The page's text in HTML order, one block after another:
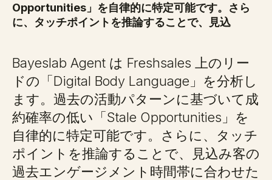
Opportunities」を自律的に特定可能です。さら
に、タッチポイントを推論することで、見込
Bayeslab Agent は Freshsales 上のリー
ドの「Digital Body Language」を分析し
ます。過去の活動パターンに基づいて成
約確率の低い「Stale Opportunities」を
自律的に特定可能です。さらに、タッチ
ポイントを推論することで、見込み客の
過去エンゲージメント時間帯に合わせた